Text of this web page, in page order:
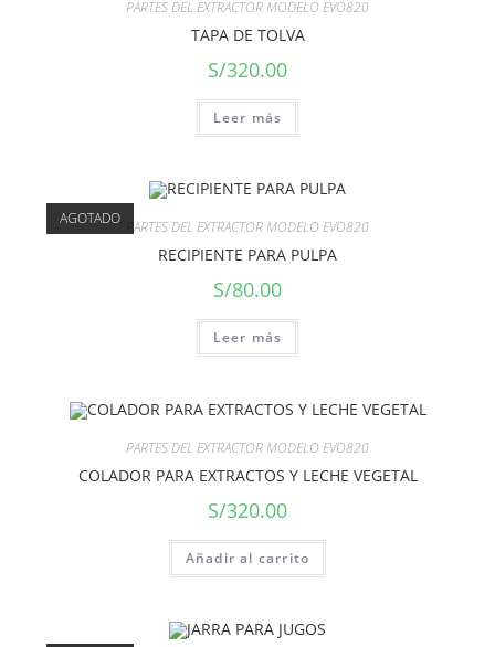
PARTES DEL EXTRACTOR MODELO EVO820
TAPA DE TOLVA
S/320.00
Leer más
AGOTADO PARTES DEL EXTRACTOR MODELO EVO820
RECIPIENTE PARA PULPA
S/80.00
Leer más
PARTES DEL EXTRACTOR MODELO EVO820
COLADOR PARA EXTRACTOS Y LECHE VEGETAL
S/320.00
Añadir al carrito